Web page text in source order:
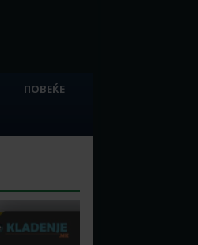
ПОВЕЌЕ